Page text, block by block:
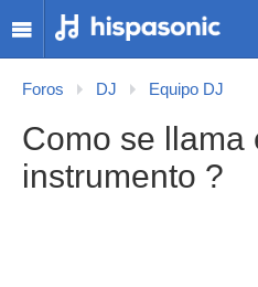
Foros DJ Equipo DJ
Como se llama
instrumento ?